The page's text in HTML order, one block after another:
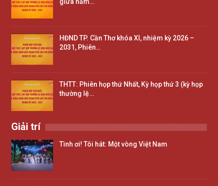
HĐND TP. Cần Thơ khóa XI, nhiệm kỳ 2026 –
2031, Phiên…
THTT: Phiên họp thứ Nhất, Kỳ họp thứ 3 (kỳ họp
thường lệ…
Giải trí
Tình ơi! Tôi hát: Một vòng Việt Nam